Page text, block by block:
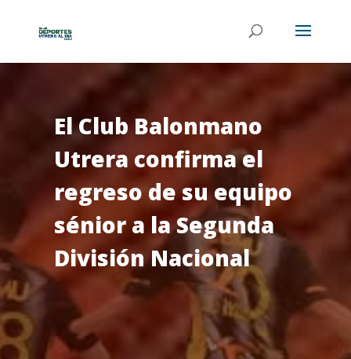
El Club Balonmano
Utrera confirma el
regreso de su equipo
sénior a la Segunda
División Nacional